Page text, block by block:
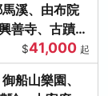
溪、由布院
善寺、古蹟河
$41,000 起
船山樂園、